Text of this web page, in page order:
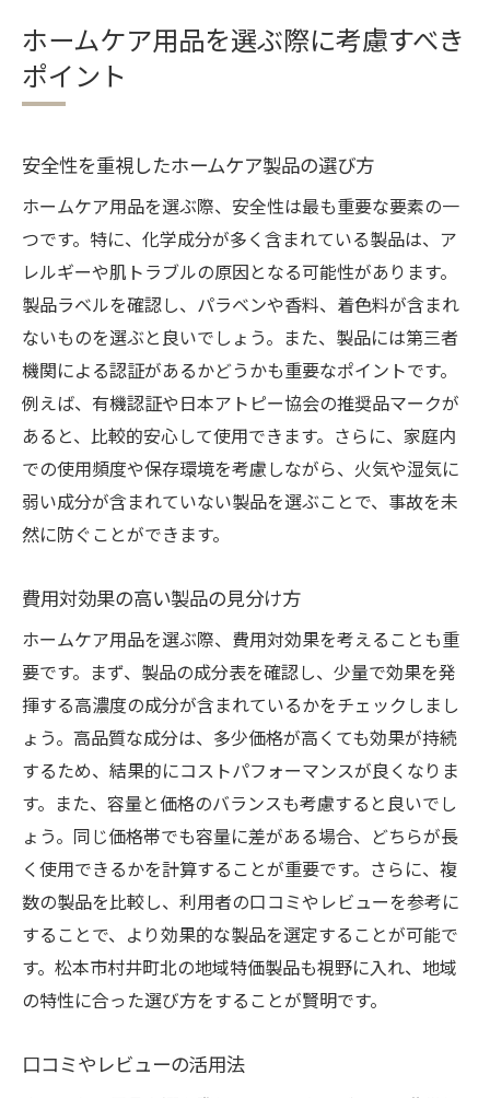
ホームケア用品を選ぶ際に考慮すべき
ポイント
安全性を重視したホームケア製品の選び方
ホームケア用品を選ぶ際、安全性は最も重要な要素の一
つです。特に、化学成分が多く含まれている製品は、ア
レルギーや肌トラブルの原因となる可能性があります。
製品ラベルを確認し、パラベンや香料、着色料が含まれ
ないものを選ぶと良いでしょう。また、製品には第三者
機関による認証があるかどうかも重要なポイントです。
例えば、有機認証や日本アトピー協会の推奨品マークが
あると、比較的安心して使用できます。さらに、家庭内
での使用頻度や保存環境を考慮しながら、火気や湿気に
弱い成分が含まれていない製品を選ぶことで、事故を未
然に防ぐことができます。
費用対効果の高い製品の見分け方
ホームケア用品を選ぶ際、費用対効果を考えることも重
要です。まず、製品の成分表を確認し、少量で効果を発
揮する高濃度の成分が含まれているかをチェックしまし
ょう。高品質な成分は、多少価格が高くても効果が持続
するため、結果的にコストパフォーマンスが良くなりま
す。また、容量と価格のバランスも考慮すると良いでし
ょう。同じ価格帯でも容量に差がある場合、どちらが長
く使用できるかを計算することが重要です。さらに、複
数の製品を比較し、利用者の口コミやレビューを参考に
することで、より効果的な製品を選定することが可能で
す。松本市村井町北の地域特価製品も視野に入れ、地域
の特性に合った選び方をすることが賢明です。
口コミやレビューの活用法